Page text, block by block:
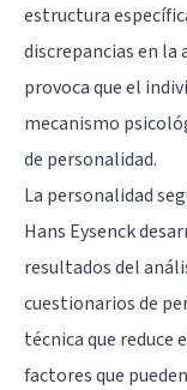
estructura
discrepancias en
provoca que el
mecanismo
de personalidad.
La personalidad
Hans Eysenck
resultados del
cuestionarios de
técnica que reduce
factores que